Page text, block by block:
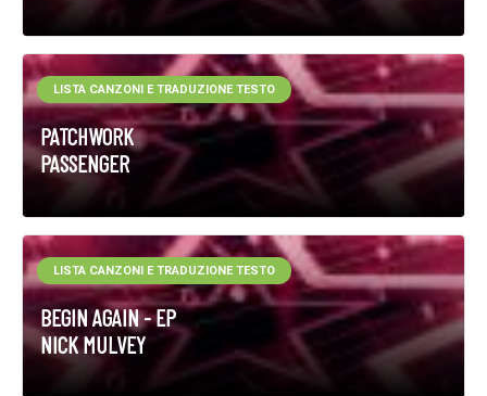
PATCHWORK
PASSENGER
LISTA CANZONI E TRADUZIONE TESTO
BEGIN AGAIN - EP
NICK MULVEY
LISTA CANZONI E TRADUZIONE TESTO